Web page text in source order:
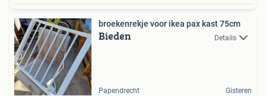
broekenrekje voor ikea pax kast 75cm
Bieden Details
Papendrecht Gisteren